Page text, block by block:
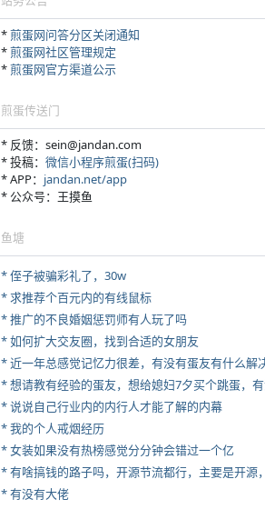
*煎蛋网问答分区关闭通知
*煎蛋网社区管理规定
*煎蛋网官方渠道公示
煎蛋传送门
* 反馈：sein@jandan.com
* 投稿： 微信小程序煎蛋(扫码)
* APP： jandan.net/app
* 公众号：王摸鱼
鱼塘
* 侄子被骗彩礼了，30w
* 求推荐个百元内的有线鼠标
* 推广的不良婚姻惩罚师有人玩了吗
* 如何扩大交友圈，找到合适的女朋友
* 近一年总感觉记忆力很差，有没有蛋友有什么解
* 说说自己行业内的内行人才能了解的内幕
* 我的个人戒烟经历
* 女装如果没有热榜感觉分分钟会错过一个亿
* 有没有大佬